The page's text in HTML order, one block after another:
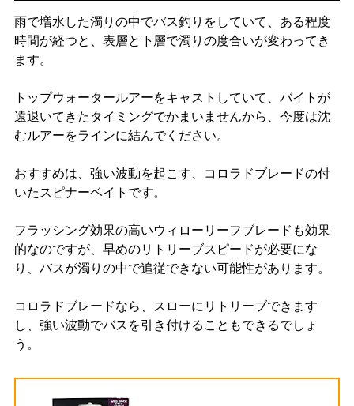
雨で増水した濁りの中でバス釣りをしていて、ある程度
時間が経つと、表層と下層で濁りの度合いが変わってき
ます。
トップウォータールアーをキャストしていて、バイトが
遠退いてきたタイミングでかまいませんから、今度は沈
むルアーをラインに結んでください。
おすすめは、強い波動を起こす、コロラドブレードの付
いたスピナーベイトです。
フラッシング効果の高いウィローリーフブレードも効果
的なのですが、早めのリトリーブスピードが必要にな
り、バスが濁りの中で追従できない可能性があります。
コロラドブレードなら、スローにリトリーブできます
し、強い波動でバスを引き付けることもできるでしょ
う。